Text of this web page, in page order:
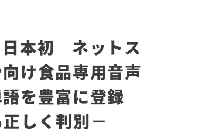
株価情報
IRについてのご質問
本初 ネットス
け食品専用音声
を豊富に登録
しく判別－